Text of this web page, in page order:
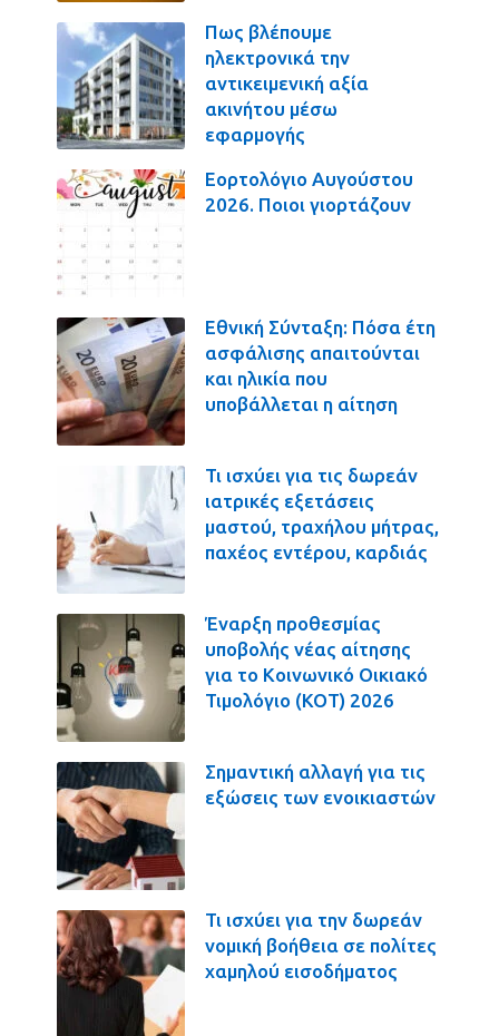
Πως βλέπουμε
ηλεκτρονικά την
αντικειμενική αξία
ακινήτου μέσω
εφαρμογής
Εορτολόγιο Αυγούστου
2026. Ποιοι γιορτάζουν
Εθνική Σύνταξη: Πόσα έτη
ασφάλισης απαιτούνται
και ηλικία που
υποβάλλεται η αίτηση
Τι ισχύει για τις δωρεάν
ιατρικές εξετάσεις
μαστού, τραχήλου μήτρας,
παχέος εντέρου, καρδιάς
Έναρξη προθεσμίας
υποβολής νέας αίτησης
για το Κοινωνικό Οικιακό
Τιμολόγιο (ΚΟΤ) 2026
Σημαντική αλλαγή για τις
εξώσεις των ενοικιαστών
Τι ισχύει για την δωρεάν
νομική βοήθεια σε πολίτες
χαμηλού εισοδήματος